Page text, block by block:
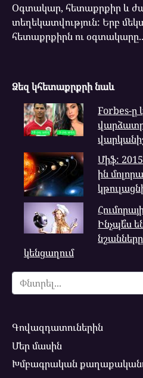
Օգտակար, հետաքրքիր և
տեղեկատվություն: Երբ
հետաքրքիրն ու
Ձեզ կհետաքրքրի նաև
Forbes-ը
Միֆ:
ին
Ինչպե՞ս
կենցաղում
Search
for:
Գովազդատուներին
Մեր մասին
Խմբագրական